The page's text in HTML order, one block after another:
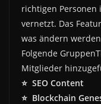
richtigen Personen
vernetzt. Das
was ändern
Folgende
Mitglieder
⭐ SEO Content
⭐ Blockchain